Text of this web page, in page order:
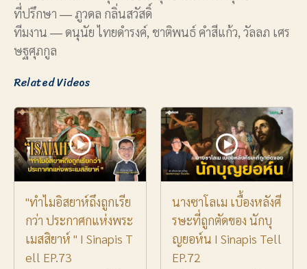
ที่ปรึกษา ― ภูวดล กลิ่นสวัสดิ์
ทีมงาน ― ดนุนัย ไทยดำรงค์, ชาติพนธ์ คำสีแก้ว, วัลลภ เศร
ษฐศุภกูล
Related Videos
"ทำไมอิสยาห์ถึงถูกเรีย
กว่า ประกาศกแห่งพระ
เมสสิยาห์ " I Sinapis T
ell EP.73
นางซาโลเม เบื้องหลังศี
รษะที่ถูกตัดของ นักบุ
ญยอห์น I Sinapis Tell
EP.72